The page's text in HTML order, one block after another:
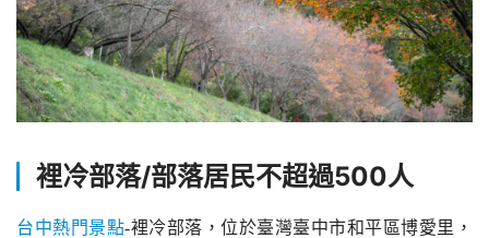
裡冷部落/部落居民不超過500人
台中熱門景點-裡冷部落，位於臺灣臺中市和平區博愛里，